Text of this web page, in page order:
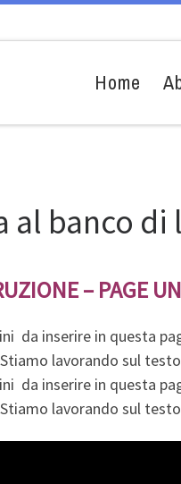
Home
al banco
– PAGE
da inserire in questa
lavorando sul
da inserire in questa
lavorando sul